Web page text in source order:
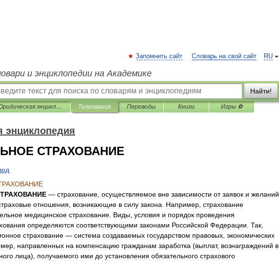
RU
Запомнить сайт Словарь на свой сайт
и энциклопедии на Академике
Найти!
Юридическая энциклопедия Толкования Переводы Книги Игры ⚽
энциклопедия
СТРАХОВАНИЕ
— страхование осуществляемое вне зависимости от заявок и желаний
отношения возникающие в силу закона Например страхование
медицинское страхование Виды условия и порядок проведения
определяются соответствующими законами Российской Федерации Так
страхование — система создаваемых государством правовых экономических
мер направленных на компенсацию гражданам заработка (выплат, вознаграждений в
лица), получаемого ими до установления обязательного страхового